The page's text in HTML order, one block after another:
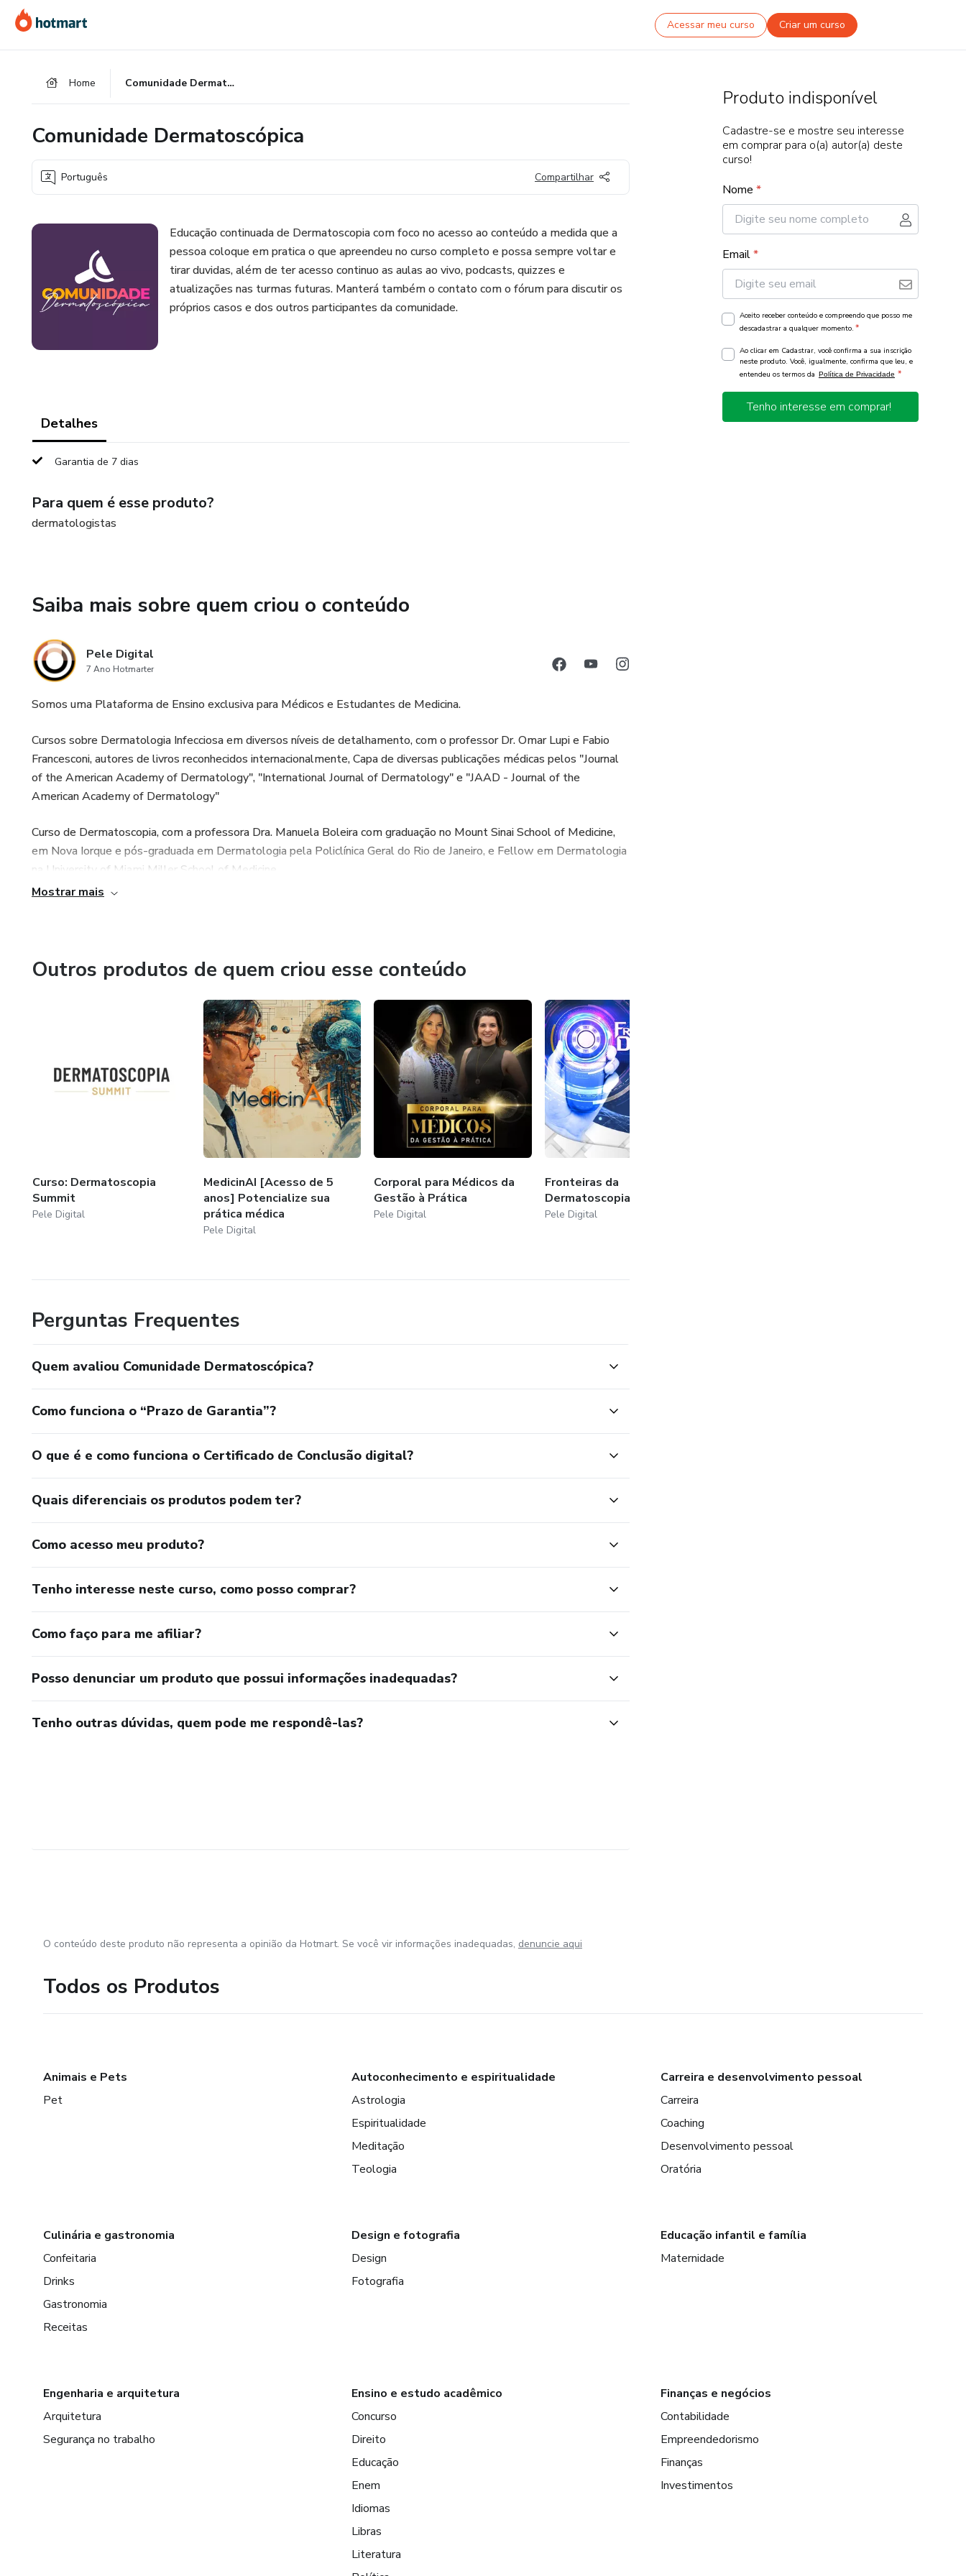
para
o
para
o
para
o
Acessar meu curso Criar um curso
Home Comunidade Dermatoscópica
Comunidade Dermatoscópica
Português Compartilhar
Educação continuada de Dermatoscopia com foco no acesso ao conteúdo a medida que a
pessoa coloque em pratica o que apreendeu no curso completo e possa sempre voltar e
tirar duvidas, além de ter acesso continuo as aulas ao vivo, podcasts, quizzes e
atualizações nas turmas futuras. Manterá também o contato com o fórum para discutir os
próprios casos e dos outros participantes da comunidade.
Detalhes
Garantia de 7 dias
Para quem é esse produto?
dermatologistas
Saiba mais sobre quem criou o conteúdo
Pele Digital
7 Ano Hotmarter
Somos uma Plataforma de Ensino exclusiva para Médicos e Estudantes de Medicina.
Cursos sobre Dermatologia Infecciosa em diversos níveis de detalhamento, com o professor Dr. Omar Lupi e Fabio
Francesconi, autores de livros reconhecidos internacionalmente, Capa de diversas publicações médicas pelos "Journal
of the American Academy of Dermatology", "International Journal of Dermatology" e "JAAD - Journal of the
American Academy of Dermatology"
Curso de Dermatoscopia, com a professora Dra. Manuela Boleira com graduação no Mount Sinai School of Medicine,
em Nova Iorque e pós-graduada em Dermatologia pela Policlínica Geral do Rio de Janeiro, e Fellow em Dermatologia
na University of Miami Miller School of Medicine.
Mostrar mais
Outros produtos de quem criou esse conteúdo
Curso: Dermatoscopia
Summit
Pele Digital
MedicinAI [Acesso de 5
anos] Potencialize sua
prática médica
Pele Digital
Corporal para Médicos da
Gestão à Prática
Pele Digital
Fronteiras da
Dermatoscopia
Pele Digital
Perguntas Frequentes
Quem avaliou Comunidade Dermatoscópica?
Como funciona o “Prazo de Garantia”?
O que é e como funciona o Certificado de Conclusão digital?
Quais diferenciais os produtos podem ter?
Como acesso meu produto?
Tenho interesse neste curso, como posso comprar?
Como faço para me afiliar?
Posso denunciar um produto que possui informações inadequadas?
Tenho outras dúvidas, quem pode me respondê-las?
Produto indisponível
Cadastre-se e mostre seu interesse
em comprar para o(a) autor(a) deste
curso!
Nome *
Email*
Aceito receber conteúdo e compreendo que posso me
descadastrar a qualquer momento. *
Ao clicar em Cadastrar, você confirma a sua inscrição
neste produto. Você, igualmente, confirma que leu, e
entendeu os termos da Política de Privacidade *
Tenho interesse em comprar!
O conteúdo deste produto não representa a opinião da Hotmart. Se você vir informações inadequadas, denuncie aqui
Todos os Produtos
Animais e Pets
Pet
Autoconhecimento e espiritualidade
Astrologia
Espiritualidade
Meditação
Teologia
Carreira e desenvolvimento pessoal
Carreira
Coaching
Desenvolvimento pessoal
Oratória
Culinária e gastronomia
Confeitaria
Drinks
Gastronomia
Receitas
Design e fotografia
Design
Fotografia
Educação infantil e família
Maternidade
Engenharia e arquitetura
Arquitetura
Segurança no trabalho
Ensino e estudo acadêmico
Concurso
Direito
Educação
Enem
Idiomas
Libras
Literatura
Finanças e negócios
Contabilidade
Empreendedorismo
Finanças
Investimentos